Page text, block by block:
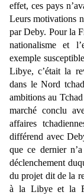
effet, ces pays
Leurs motivations
par Deby. Pour la
nationalisme et
exemple
Libye, c’était la
dans le Nord
ambitions au
marché conclu
affaires
différend avec
que ce dernier
déclenchement
du projet dit de la
à la Libye et la